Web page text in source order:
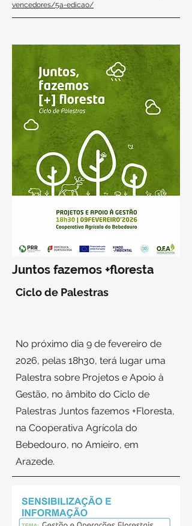
vencedores/5a-edicao/
Juntos fazemos +floresta
Ciclo de Palestras
No próximo dia 9 de fevereiro de
2026, pelas 18h30, terá lugar uma
Palestra sobre Projetos e Apoio à
Gestão, no âmbito do Ciclo de
Palestras Juntos fazemos +Floresta,
na Cooperativa Agrícola do
Bebedouro, no Amieiro, em
Arazede.